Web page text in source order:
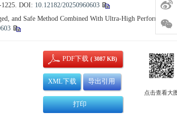
DOI: 10.12182/20250960603
and Safe Method Combined With Ultra-High Performance
PDF下载( 3087 KB)
XML下载 导出引用
打印
点击查看大